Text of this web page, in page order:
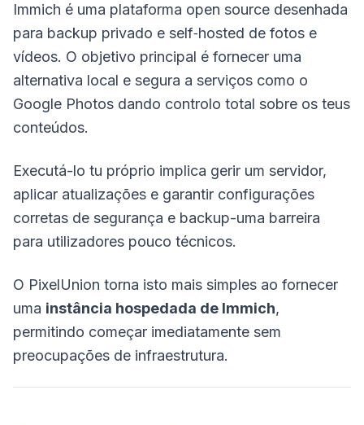
Immich é uma plataforma open source desenhada
para backup privado e self‑hosted de fotos e
vídeos. O objetivo principal é fornecer uma
alternativa local e segura a serviços como o
Google Photos dando controlo total sobre os teus
conteúdos.
Executá-lo tu próprio implica gerir um servidor,
aplicar atualizações e garantir configurações
corretas de segurança e backup-uma barreira
para utilizadores pouco técnicos.
O PixelUnion torna isto mais simples ao fornecer
uma instância hospedada de Immich,
permitindo começar imediatamente sem
preocupações de infraestrutura.